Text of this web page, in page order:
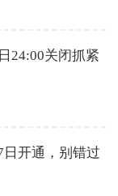
24:00关闭抓紧
开通，别错过